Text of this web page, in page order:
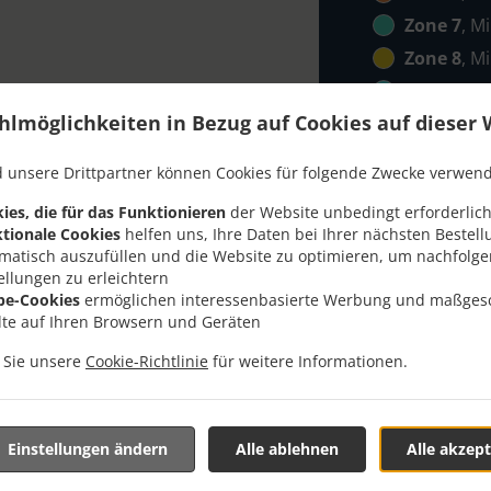
in Bezug auf Cookies auf dieser
unsere Drittpartner können Cookies für folgende Zwecke
die für das Funktionieren der Website unbedingt
Cookies helfen uns, Ihre Daten bei Ihrer nächsten
auszufüllen und die Website zu optimieren, um
zu erleichtern
Cookies ermöglichen interessenbasierte Werbung und
auf Ihren Browsern und Geräten
unsere Cookie-Richtlinie für weitere Informationen.
Alle
Alle ablehnen
Einstellungen ändern
Zone 7,
Zone 8,
Zone 9,
Mit Lieferung In
in der Nähe von Steinen und freuen uns auf Ihre Online-
Online-Menü anzusehen und bestellen Sie wenn